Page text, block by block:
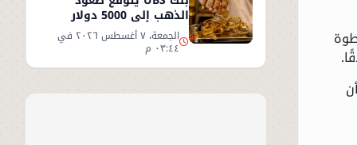
الذهب إلى 5000 دولار
للأوقية - التفاصيل الجمعة، ٧ أغسطس ٢٠٢٦ في
٠٣:٤٤ م